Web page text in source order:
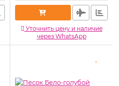
Уточнить цену и наличие
через WhatsApp